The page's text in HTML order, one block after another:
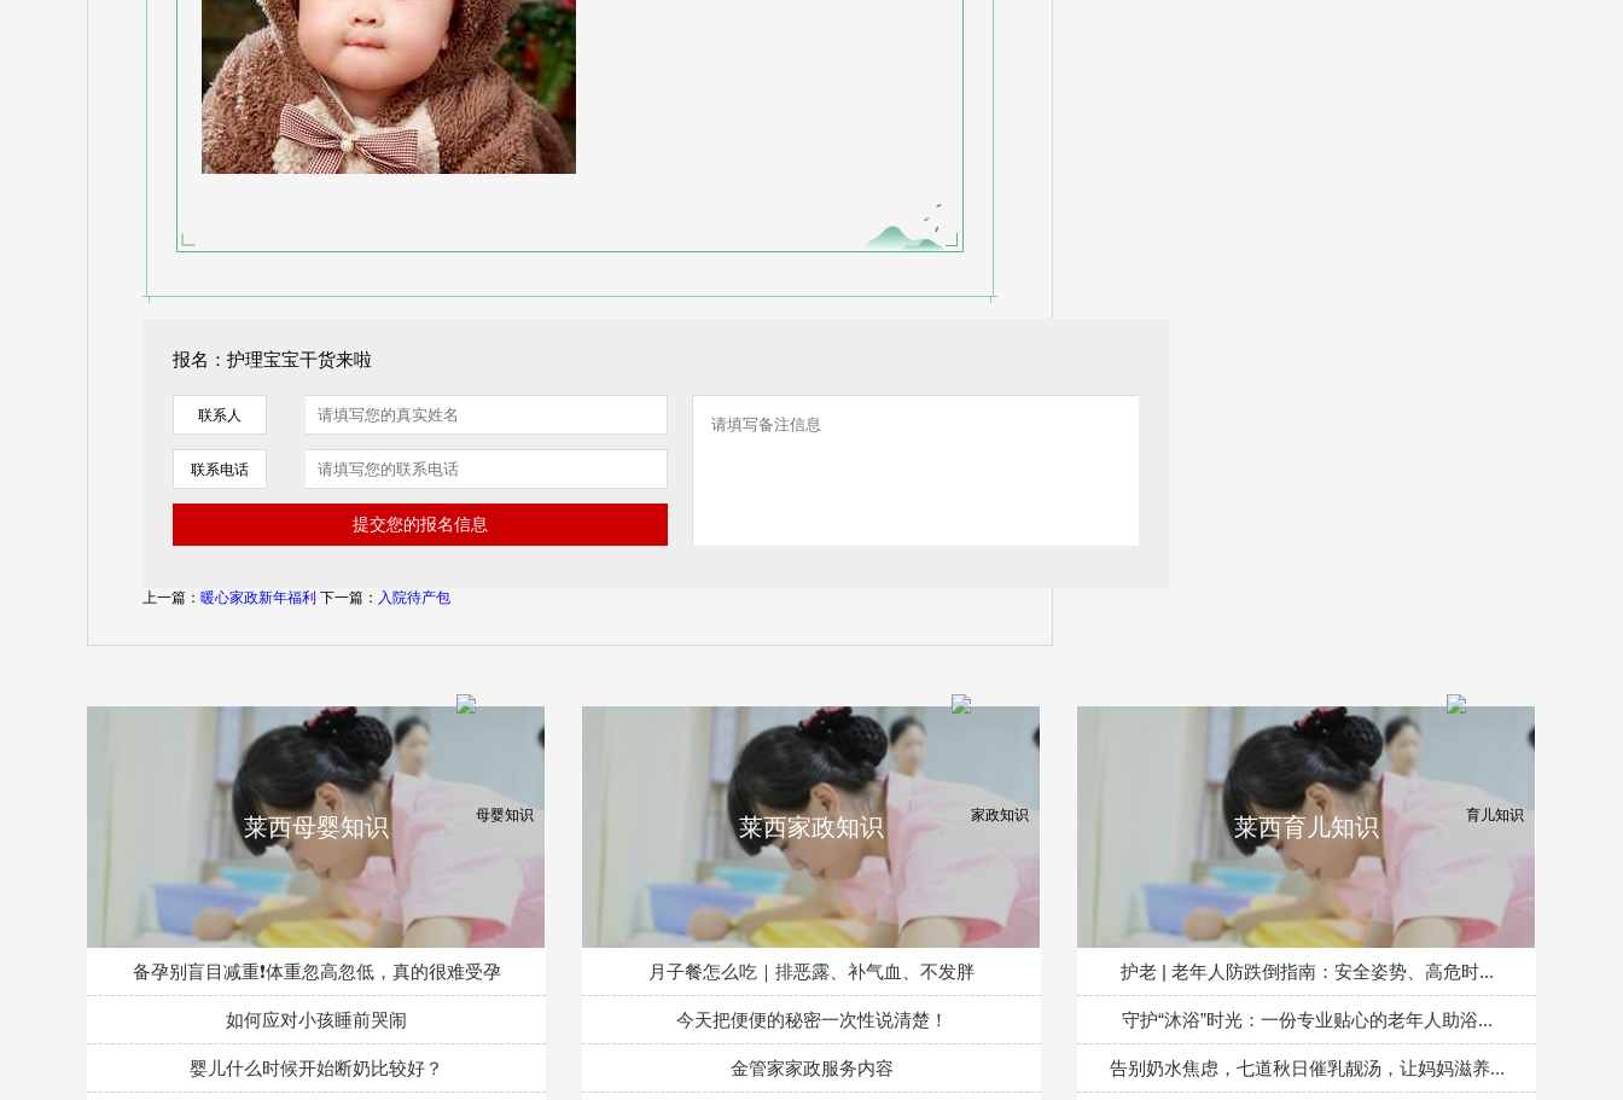
报名：护理宝宝干货来啦
联系人
联系电话
上一篇： 暖心家政新年福利 下一篇： 入院待产包
莱西母婴知识
备孕别盲目减重❗体重忽高忽低，真的很难受孕
如何应对小孩睡前哭闹
婴儿什么时候开始断奶比较好？
莱西家政知识
月子餐怎么吃｜排恶露、补气血、不发胖
今天把便便的秘密一次性说清楚！
金管家家政服务内容
莱西育儿知识
护老 | 老年人防跌倒指南：安全姿势、高危时...
守护“沐浴”时光：一份专业贴心的老年人助浴...
告别奶水焦虑，七道秋日催乳靓汤，让妈妈滋养...